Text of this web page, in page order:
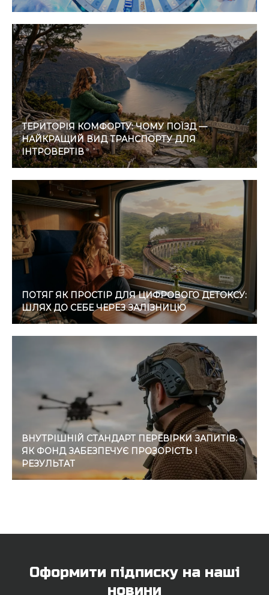
ТЕРИТОРІЯ КОМФОРТУ: ЧОМУ ПОЇЗД —
НАЙКРАЩИЙ ВИД ТРАНСПОРТУ ДЛЯ
ІНТРОВЕРТІВ
ПОТЯГ ЯК ПРОСТІР ДЛЯ ЦИФРОВОГО ДЕТОКСУ:
ШЛЯХ ДО СЕБЕ ЧЕРЕЗ ЗАЛІЗНИЦЮ
ВНУТРІШНІЙ СТАНДАРТ ПЕРЕВІРКИ ЗАПИТІВ:
ЯК ФОНД ЗАБЕЗПЕЧУЄ ПРОЗОРІСТЬ І
РЕЗУЛЬТАТ
Оформити підписку на наші
новини